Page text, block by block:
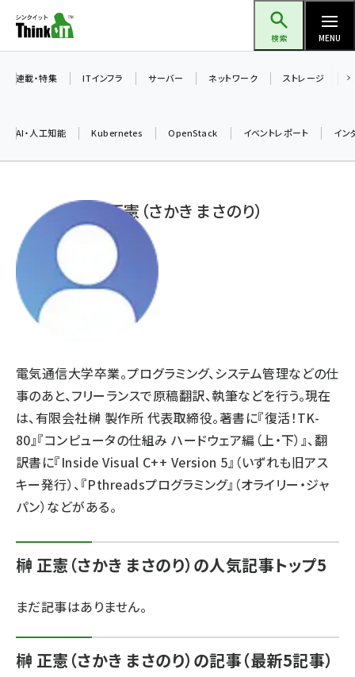
ン
ツ
検索 MENU
加藤銘のチーム貢献～仲間と築いた勝利の絆～ (2315)
iot女子会 (2281)
北海道をのんびり旅する晴山佳須夫のヒント集！ (2037)
drupal (1955)
ai crunch (1355)
連載・特集 ITインフラ サーバー ネットワーク ストレージ
AI・人工知能 Kubernetes OpenStack イベントレポート イン
榊 正憲（さかき まさのり）
電気通信大学卒業。プログラミング、システム管理などの仕
事のあと、フリーランスで原稿翻訳、執筆などを行う。現在
は、有限会社榊 製作所 代表取締役。著書に『復活！TK-
80』『コンピュータの仕組み ハードウェア編（上・下）』、翻
訳書に『Inside Visual C++ Version 5』（いずれも旧アス
キー発行）、『Pthreadsプログラミング』（オライリー・ジャ
パン）などがある。
榊 正憲（さかき まさのり）の人気記事トップ5
まだ記事はありません。
榊 正憲（さかき まさのり）の記事（最新5記事）